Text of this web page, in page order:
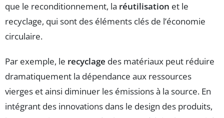
que le reconditionnement, la réutilisation et le
recyclage, qui sont des éléments clés de l’économie
circulaire.
Par exemple, le recyclage des matériaux peut réduire
dramatiquement la dépendance aux ressources
vierges et ainsi diminuer les émissions à la source. En
intégrant des innovations dans le design des produits,